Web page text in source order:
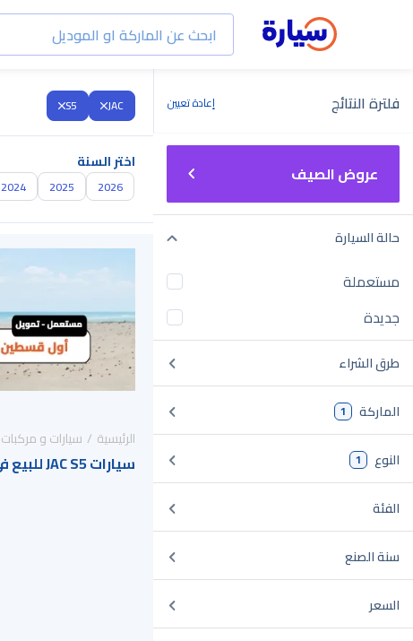
فلترة النتائج إعادة تعيين
عروض الصيف
حالة السيارة
مستعملة
جديدة
طرق الشراء
الماركة 1
النوع 1
الفئة
سنة الصنع
السعر
JAC
S5
اختر السنة
2026
2025
2024
الرئيسية سيارات و مركبات
سيارات JAC S5 للبيع في السعودية